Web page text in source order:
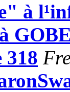
à
318